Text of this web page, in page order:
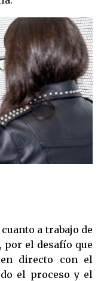
a trabajo de
por el desafío que
directo con el
el proceso y el